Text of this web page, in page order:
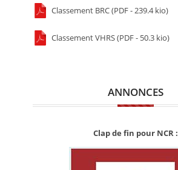
Classement BRC (PDF - 239.4 kio)
Classement VHRS (PDF - 50.3 kio)
ANNONCES
Clap de fin pour NCR :